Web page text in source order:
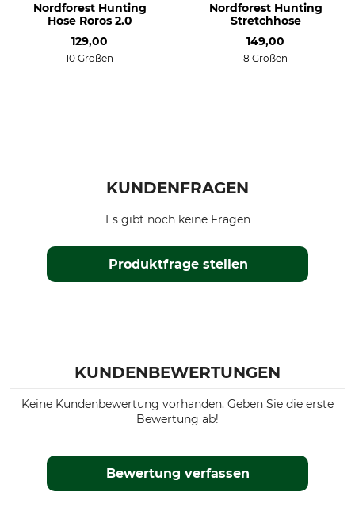
forest green
Nordforest Hunting
Hose Roros 2.0
129,00
10 Größen
Nordforest Hunting
Stretchhose
149,00
8 Größen
KUNDENFRAGEN
Produktfrage stellen
Es gibt noch keine Fragen
KUNDENBEWERTUNGEN
Keine Kundenbewertung vorhanden. Geben Sie die erste
Bewertung ab!
Bewertung verfassen